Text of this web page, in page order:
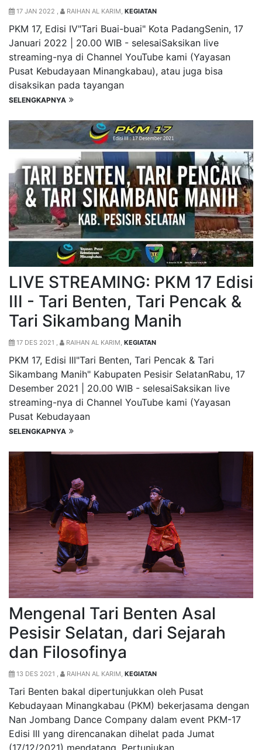
17 JAN 2022 , RAIHAN AL KARIM, KEGIATAN
PKM 17, Edisi IV"Tari Buai-buai" Kota PadangSenin, 17
Januari 2022 | 20.00 WIB - selesaiSaksikan live
streaming-nya di Channel YouTube kami (Yayasan
Pusat Kebudayaan Minangkabau), atau juga bisa
disaksikan pada tayangan
SELENGKAPNYA
LIVE STREAMING: PKM 17 Edisi
III - Tari Benten, Tari Pencak &
Tari Sikambang Manih
17 DES 2021 , RAIHAN AL KARIM, KEGIATAN
PKM 17, Edisi III"Tari Benten, Tari Pencak & Tari
Sikambang Manih" Kabupaten Pesisir SelatanRabu, 17
Desember 2021 | 20.00 WIB - selesaiSaksikan live
streaming-nya di Channel YouTube kami (Yayasan
Pusat Kebudayaan
SELENGKAPNYA
Mengenal Tari Benten Asal
Pesisir Selatan, dari Sejarah
dan Filosofinya
13 DES 2021 , RAIHAN AL KARIM, KEGIATAN
Tari Benten bakal dipertunjukkan oleh Pusat
Kebudayaan Minangkabau (PKM) bekerjasama dengan
Nan Jombang Dance Company dalam event PKM-17
Edisi III yang direncanakan dihelat pada Jumat
(17/12/2021) mendatang. Pertunjukan